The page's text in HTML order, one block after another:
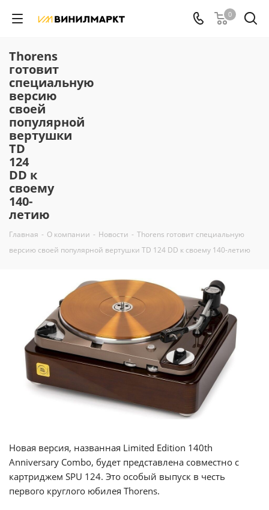
0
Thorens
готовит
специальную
версию
своей
популярной
вертушки
TD
124
DD к
своему
140-
летию
Главная - О компании - Новости - Thorens готовит специальную
версию своей популярной вертушки TD 124 DD к своему 140-летию
Новая версия, названная Limited Edition 140th
Anniversary Combo, будет представлена совместно с
картриджем SPU 124. Это особый выпуск в честь
первого круглого юбилея Thorens.